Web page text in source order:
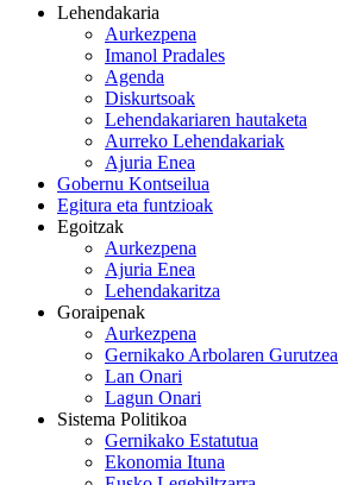
Lehendakaria
Aurkezpena
Imanol Pradales
Agenda
Diskurtsoak
Lehendakariaren hautaketa
Aurreko Lehendakariak
Ajuria Enea
Gobernu Kontseilua
Egitura eta funtzioak
Egoitzak
Aurkezpena
Ajuria Enea
Lehendakaritza
Goraipenak
Aurkezpena
Gernikako Arbolaren Gurutzea
Lan Onari
Lagun Onari
Sistema Politikoa
Gernikako Estatutua
Ekonomia Ituna